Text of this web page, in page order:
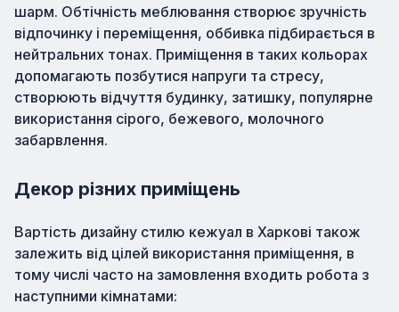
шарм. Обтічність меблювання створює зручність
відпочинку і переміщення, оббивка підбирається в
нейтральних тонах. Приміщення в таких кольорах
допомагають позбутися напруги та стресу,
створюють відчуття будинку, затишку, популярне
використання сірого, бежевого, молочного
забарвлення.
Декор різних приміщень
Вартість дизайну стилю кежуал в Харкові також
залежить від цілей використання приміщення, в
тому числі часто на замовлення входить робота з
наступними кімнатами: